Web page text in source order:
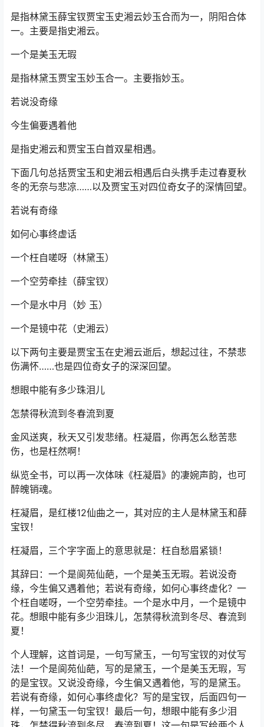
是指林黛玉薛宝钗贾宝玉史湘云妙玉合而为一，阴阳合体
一。主要是指史湘云。
一个是美玉无瑕
是指林黛玉贾宝玉妙玉合一。主要指妙玉。
若说没奇缘
今生偏要遇着他
是指史湘云和贾宝玉白首双星相遇。
下面几句总括贾宝玉和史湘云相遇后白头携手走过春夏秋
冬的无奈与悲凉……以及贾宝玉对四位奇女子的深情回望。
若说有奇缘
如何心事终虚话
一个枉自嗟呀（林黛玉）
一个空劳牵挂（薛宝钗）
一个是水中月（妙 玉）
一个是镜中花（史湘云）
以下两句主要是贾宝玉在史湘云逝后，想起过往，不禁悲
伤满怀……也是四位奇女子的深深回望。
想眼中能有多少珠泪儿
怎禁得秋流到冬春流到夏
金风送爽，秋天又引发悲绪。枉凝眉，你再怎么愁苦悲
伤，也是枉然啊！
纵览全书，可以再一次体味《枉凝眉》的凄婉声韵，也可
醉魄销魂。
枉凝眉，是红楼12仙曲之一，其对应的主人是林黛玉和薛
宝钗！
枉凝眉，三个字字面上的意思就是：枉自愁眉紧锁！
其辞曰：一个是阆苑仙葩，一个是美玉无瑕。若说没奇
缘，今生偏又遇着他；若说有奇缘，如何心事终虚化？一
个枉自嗟呀，一个空劳牵挂。一个是水中月，一个是镜中
花。想眼中能有多少泪珠儿，怎禁得秋流到冬尽、春流到
夏！
个人理解，这首词是，一句写黛玉，一句写宝钗的对仗写
法！一个是阆苑仙葩，写的是黛玉，一个是美玉无瑕，写
的是宝钗。又说没奇缘，今生偏又遇着他，写的是黛玉。
若说有奇缘，如何心事终虚化？写的是宝钗，后面四句一
样，一句黛玉一句宝钗！最后一句，想眼中能有多少泪